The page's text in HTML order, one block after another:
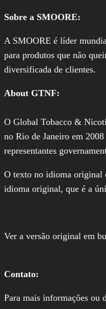
Sobre a SMOORE:
A SMOORE é líder
para produtos que não
diversificada de clientes.
About GTNF:
O Global Tobacco &
no Rio de Janeiro em
representantes
O texto no idioma original
idioma original, que é a
Ver a versão original em
Contato:
Para mais informações ou